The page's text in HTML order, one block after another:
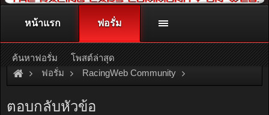
ติดต่อลงโฆษณา racingweb@gmail.comหรือโทร. 081-811-1138
หรืออ่านรายละเอียดเพิ่มเติม คลิกที่นี่
ฟอรั่ม RacingWeb Community
ตอบกลับหัวข้อ
หน้าแรก ฟอรั่ม
ค้นหาฟอรั่ม โพสต์ล่าสุด